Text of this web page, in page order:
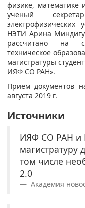
физике, математике
ученый
НЭТИ Арина
рассчитано на
техническое
магистратуры
ИЯФ СО РАН».
Прием документов
августа 2019 г.
Источники
ИЯФ СО РАН и
магистратуру
том числе
2.0
Академия